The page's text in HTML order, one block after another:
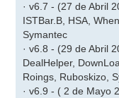
· v6.7 - (27 de Abril
ISTBar.B, HSA,
Symantec
· v6.8 - (29 de Abril
DealHelper,
Roings, Ruboskizo,
· v6.9 - ( 2 de Mayo